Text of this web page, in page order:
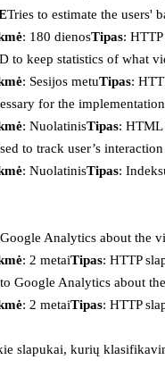
Tries to estimate the users'
: 180 dienosTipas:
to keep statistics of what
: Sesijos metuTipas:
for the
: NuolatinisTipas: HTML
to track user’s
: NuolatinisTipas:
Analytics about the
: 2 metaiTipas: HTTP
Google Analytics about
: 2 metaiTipas: HTTP
slapukai, kurių